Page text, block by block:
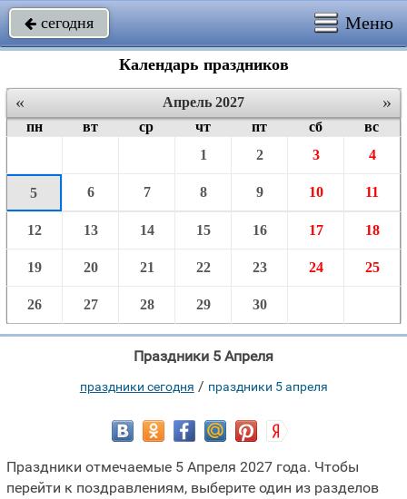
 сегодня Меню
Календарь праздников
« »
Апрель 2027
пн
вт ср чт пт сб
вс
1
2 3 4
5 6 7 8 9 10 11
12 13 14 15 16 17 18
19 20 21 22 23 24 25
26 27 28 29 30
Праздники 5 Апреля
праздники сегодня / праздники 5 апреля
Праздники отмечаемые 5 Апреля 2027 года. Чтобы
перейти к поздравлениям, выберите один из разделов